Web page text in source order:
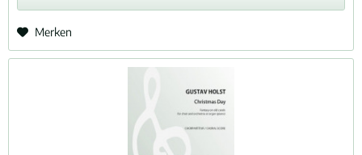
Merken